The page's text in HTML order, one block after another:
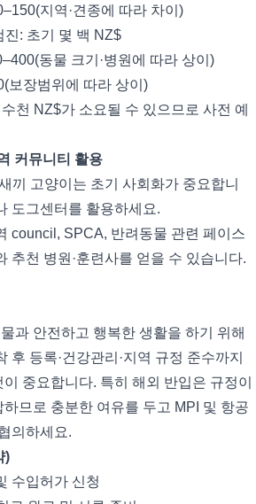
지역·견종에 따라 차이)
진: 초기 몇 백 NZ$
동물 크기·병원에 따라 상이)
보장범위에 따라 상이)
천 NZ$가 소요될 수 있으므로 사전 예
커뮤니티 활용
끼 고양이는 초기 사회화가 중요합니
도그센터를 활용하세요.
council, SPCA, 반려동물 관련 페이스
추천 병원·훈련사를 얻을 수 있습니다.
과 안전하고 행복한 생활을 하기 위해
후 등록·건강관리·지역 규정 준수까지
중요합니다. 특히 해외 반입은 규정이
므로 충분한 여유를 두고 MPI 및 항공
의하세요.
)
수입허가 신청